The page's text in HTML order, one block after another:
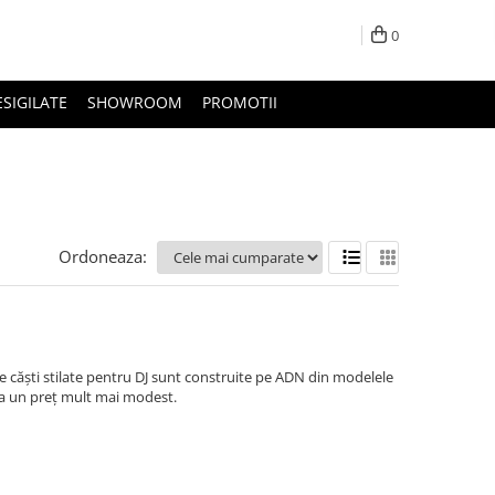
0
SHOWROOM PROMOTII
Ordoneaza:
căști stilate pentru DJ sunt construite pe ADN din modelele
un preț mult mai modest.